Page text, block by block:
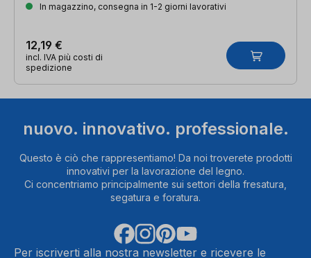
In magazzino, consegna in 1-2 giorni lavorativi
12,19 €
incl. IVA più costi di
spedizione
nuovo. innovativo. professionale.
Questo è ciò che rappresentiamo! Da noi troverete prodotti
innovativi per la lavorazione del legno.
Ci concentriamo principalmente sui settori della fresatura,
segatura e foratura.
Per iscriverti alla nostra newsletter e ricevere le